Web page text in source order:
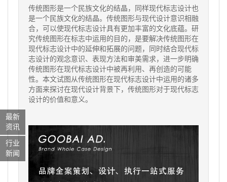
传统图形是一个民族文化的结晶，同样现代标志设计也
是一个民族文化的结晶。传统图形与现代设计意识相融
合，可以使现代标志设计具有更加丰富的文化底蕴。研
究传统图形在标志中运用的目的，是要解决传统图形在
现代标志设计中的延伸和拓展的问题，同时结合现代标
志设计的观念意识、表现方法和审美需求，进一步明确
传统图形在现代标志设计中被再利用、再创造的可能
性。本文试图从传统图形在现代标志设计中运用的诸多
方面来探讨在现代设计背景下，传统图形对于现代标志
设计的价值和意义。
最新
资讯
行业
新闻